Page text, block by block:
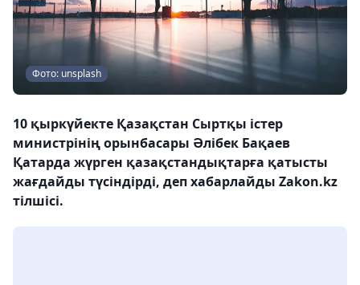
Фото: unsplash
10 қыркүйекте Қазақстан Сыртқы істер
министрінің орынбасары Әлібек Бақаев
Қатарда жүрген қазақстандықтарға қатысты
жағдайды түсіндірді, деп хабарлайды Zakon.kz
тілшісі.